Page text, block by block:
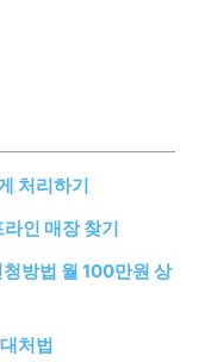
처리하기
인 매장 찾기
방법 월 100만원 상
처법